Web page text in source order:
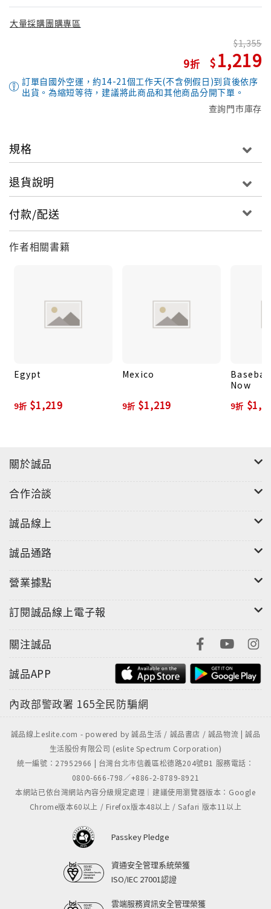
大量採購團購專區
9
1,355
1,219
訂單自國外空運，約14-21個工作天(不含例假日)到貨後依序
出貨。為縮短等待，建議將此商品和其他商品分開下單。
查詢門市庫存
規格
退貨說明
付款/配送
作者相關書籍
Egypt
9折 $1,219
Mexico
9折 $1,219
Now
9折
關於誠品
合作洽談
誠品線上
誠品通路
營業據點
訂閱誠品線上電子報
關注誠品
誠品APP
內政部警政署 165全民防騙網
誠品線上eslite.com - powered by 誠品生活 / 誠品書店 / 誠品物流 | 誠品
生活股份有限公司 (eslite Spectrum Corporation)
統一編號：27952966 | 台灣台北市信義區松德路204號B1 服務電話：
0800-666-798／+886-2-8789-8921
本網站已依台灣網站內容分級規定處理｜建議使用瀏覽器版本：Google
Chrome版本60以上 / Firefox版本48以上 / Safari 版本11以上
Passkey Pledge
資通安全管理系統榮獲
ISO/IEC 27001認證
雲端服務資訊安全管理榮獲